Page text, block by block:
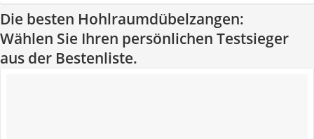
Die besten Hohlraumdübelzangen:
Wählen Sie Ihren persönlichen Testsieger
aus der Bestenliste.